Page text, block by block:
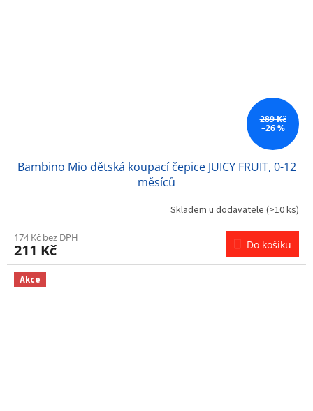
289 Kč
–26 %
Bambino Mio dětská koupací čepice JUICY FRUIT, 0-12
měsíců
Skladem u dodavatele (>10 ks)
174 Kč bez DPH
211 Kč Do košíku
Akce